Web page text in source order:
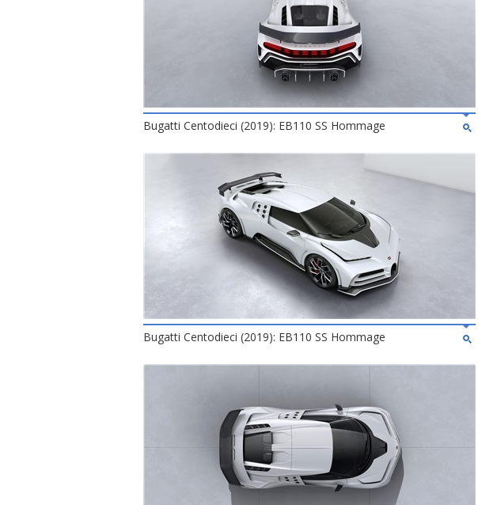
Bugatti Centodieci (2019): EB110 SS Hommage
Bugatti Centodieci (2019): EB110 SS Hommage